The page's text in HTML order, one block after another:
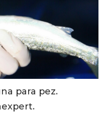
para pez.